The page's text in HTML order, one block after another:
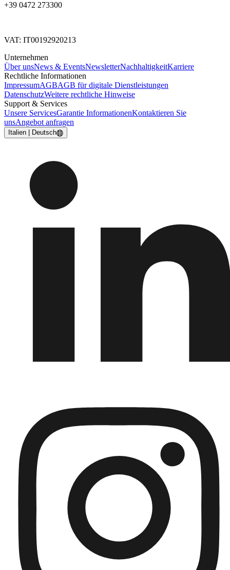
+39 0472 273300
VAT: IT00192920213
Unternehmen
Über unsNews & EventsNewsletterNachhaltigkeitKarriere
Rechtliche Informationen
ImpressumAGBAGB für digitale Dienstleistungen
DatenschutzWeitere rechtliche Hinweise
Support & Services
Unsere ServicesGarantie InformationenKontaktieren Sie
unsAngebot anfragen
Italien | Deutsch